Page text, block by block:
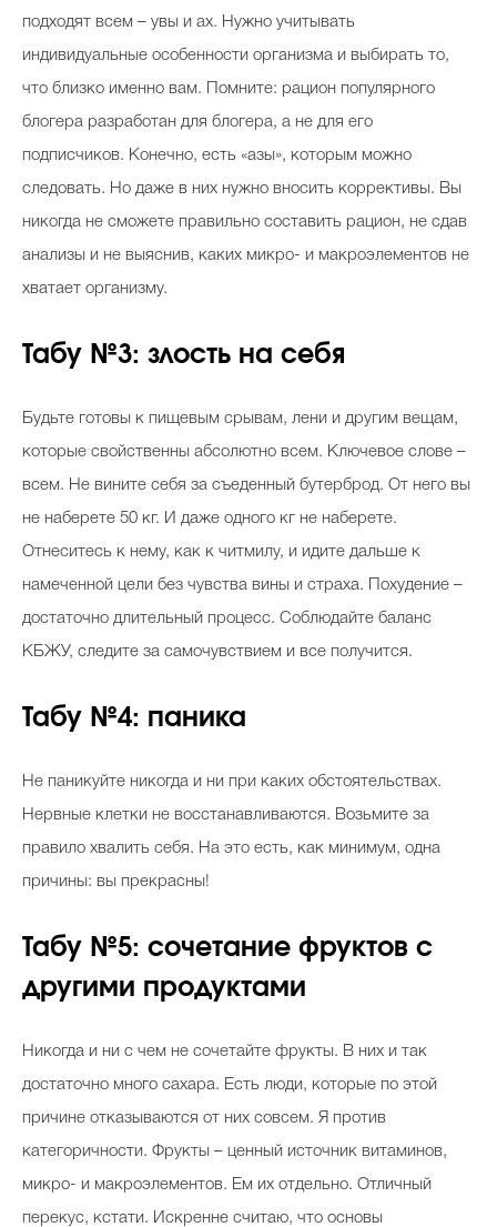
подходят всем – увы и ах. Нужно учитывать
индивидуальные особенности организма и выбирать то,
что близко именно вам. Помните: рацион популярного
блогера разработан для блогера, а не для его
подписчиков. Конечно, есть «азы», которым можно
следовать. Но даже в них нужно вносить коррективы. Вы
никогда не сможете правильно составить рацион, не сдав
анализы и не выяснив, каких микро- и макроэлементов не
хватает организму.
Табу №3: злость на себя
Будьте готовы к пищевым срывам, лени и другим вещам,
которые свойственны абсолютно всем. Ключевое слове –
всем. Не вините себя за съеденный бутерброд. От него вы
не наберете 50 кг. И даже одного кг не наберете.
Отнеситесь к нему, как к читмилу, и идите дальше к
намеченной цели без чувства вины и страха. Похудение –
достаточно длительный процесс. Соблюдайте баланс
КБЖУ, следите за самочувствием и все получится.
Табу №4: паника
Не паникуйте никогда и ни при каких обстоятельствах.
Нервные клетки не восстанавливаются. Возьмите за
правило хвалить себя. На это есть, как минимум, одна
причины: вы прекрасны!
Табу №5: сочетание фруктов с
другими продуктами
Никогда и ни с чем не сочетайте фрукты. В них и так
достаточно много сахара. Есть люди, которые по этой
причине отказываются от них совсем. Я против
категоричности. Фрукты – ценный источник витаминов,
микро- и макроэлементов. Ем их отдельно. Отличный
перекус, кстати. Искренне считаю, что основы